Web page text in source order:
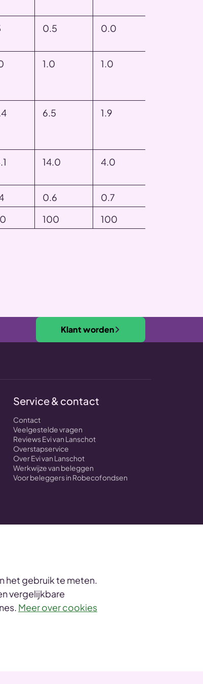
0.5 0.0
1.0 1.0
6.5 1.9
14.0 4.0
0.6
0.7
100 100
Klant worden
Service & contact
Contact
Veelgestelde vragen
Reviews Evi van Lanschot
Overstapservice
Over Evi van Lanschot
Werkwijze van beleggen
Voor beleggers in Robecofondsen
het gebruik te meten.
vergelijkbare
Meer over cookies